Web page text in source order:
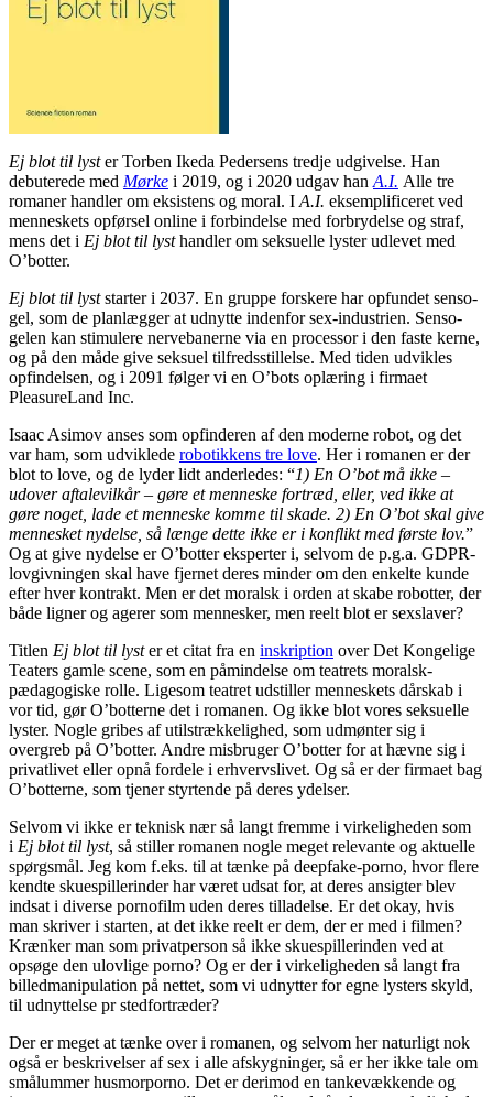
Ej blot til lyster Torben Ikeda Pedersens tredje udgivelse. Han
debuterede med Mørke i 2019, og i 2020 udgav han A.I. Alle tre
romaner handler om eksistens og moral. I A.I. eksemplificeret ved
menneskets opførsel online i forbindelse med forbrydelse og straf,
mens det i Ej blot til lysthandler om seksuelle lyster udlevet med
O’botter.
Ej blot til lyststarter i 2037. En gruppe forskere har opfundet senso-
gel, som de planlægger at udnytte indenfor sex-industrien. Senso-
gelen kan stimulere nervebanerne via en processor i den faste kerne,
og på den måde give seksuel tilfredsstillelse. Med tiden udvikles
opfindelsen, og i 2091 følger vi en O’bots oplæring i firmaet
PleasureLand Inc.
Isaac Asimov anses som opfinderen af den moderne robot, og det
var ham, som udviklede robotikkens tre love. Her i romanen er der
blot to love, og de lyder lidt anderledes: “1) En O’bot må ikke –
udover aftalevilkår – gøre et menneske fortræd, eller, ved ikke at
gøre noget, lade et menneske komme til skade. 2) En O’bot skal give
mennesket nydelse, så længe dette ikke er i konflikt med første lov.”
Og at give nydelse er O’botter eksperter i, selvom de p.g.a. GDPR-
lovgivningen skal have fjernet deres minder om den enkelte kunde
efter hver kontrakt. Men er det moralsk i orden at skabe robotter, der
både ligner og agerer som mennesker, men reelt blot er sexslaver?
Titlen Ej blot til lyster et citat fra en inskription over Det Kongelige
Teaters gamle scene, som en påmindelse om teatrets moralsk-
pædagogiske rolle. Ligesom teatret udstiller menneskets dårskab i
vor tid, gør O’botterne det i romanen. Og ikke blot vores seksuelle
lyster. Nogle gribes af utilstrækkelighed, som udmønter sig i
overgreb på O’botter. Andre misbruger O’botter for at hævne sig i
privatlivet eller opnå fordele i erhvervslivet. Og så er der firmaet bag
O’botterne, som tjener styrtende på deres ydelser.
Selvom vi ikke er teknisk nær så langt fremme i virkeligheden som
i Ej blot til lyst, så stiller romanen nogle meget relevante og aktuelle
spørgsmål. Jeg kom f.eks. til at tænke på deepfake-porno, hvor flere
kendte skuespillerinder har været udsat for, at deres ansigter blev
indsat i diverse pornofilm uden deres tilladelse. Er det okay, hvis
man skriver i starten, at det ikke reelt er dem, der er med i filmen?
Krænker man som privatperson så ikke skuespillerinden ved at
opsøge den ulovlige porno? Og er der i virkeligheden så langt fra
billedmanipulation på nettet, som vi udnytter for egne lysters skyld,
til udnyttelse pr stedfortræder?
Der er meget at tænke over i romanen, og selvom her naturligt nok
også er beskrivelser af sex i alle afskygninger, så er her ikke tale om
smålummer husmorporno. Det er derimod en tankevækkende og